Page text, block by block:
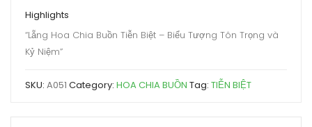
Highlights
“Lẵng Hoa Chia Buồn Tiễn Biệt – Biểu Tượng Tôn Trọng và
Kỷ Niệm”
SKU: A051 Category: HOA CHIA BUỒN Tag: TIỄN BIỆT